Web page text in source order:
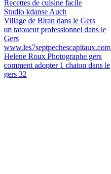
Recettes de cuisine facile
Studio kdanse Auch
Village de Biran dans le Gers
un tatoueur professionnel dans le
Gers
www.les7septpechescapitaux.com
Helene Roux Photographe gers
comment adopter 1 chaton dans le
gers 32